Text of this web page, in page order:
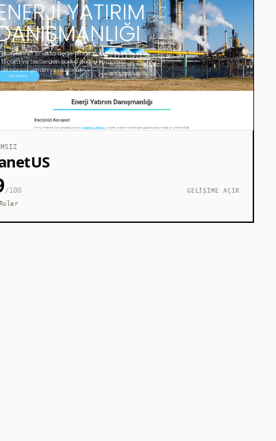
/100
GELİŞİME AÇIK